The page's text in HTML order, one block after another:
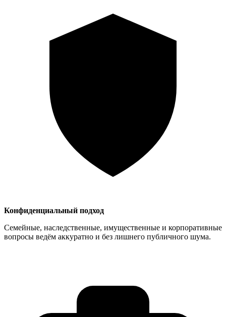
Конфиденциальный подход
Семейные, наследственные, имущественные и корпоративные
вопросы ведём аккуратно и без лишнего публичного шума.